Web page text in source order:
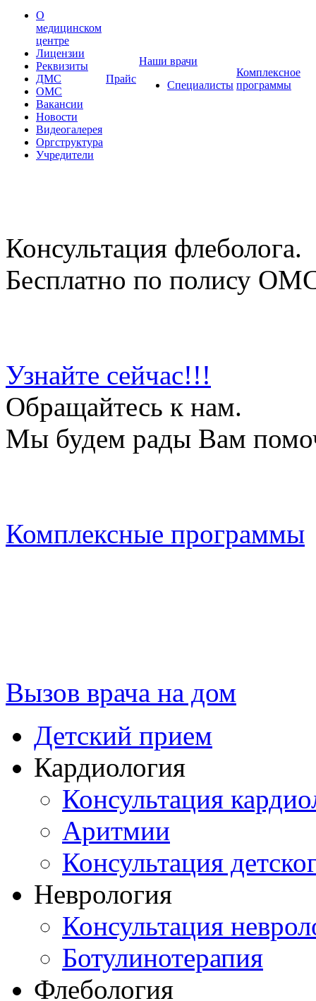
О
медицинском
центре
Лицензии
Реквизиты
ДМС
ОМС
Вакансии
Новости
Видеогалерея
Оргструктура
Учредители
Прайс
Наши врачи
Специалисты
Комплексное
программы
Консультация флеболога.
Бесплатно по полису
Узнайте сейчас!!!
Обращайтесь к нам.
Мы будем рады Вам
Комплексные программы
Вызов врача на дом
Детский прием
Кардиология
Консультация
Аритмии
Консультация
Неврология
Консультация
Ботулинотерапия
Флебология